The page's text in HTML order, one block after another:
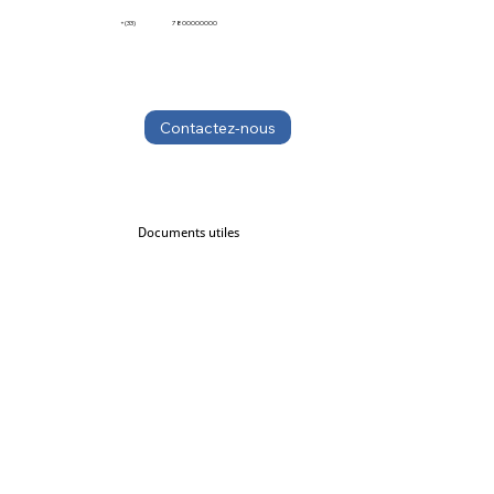
+(33) 7800000000
Contactez-nous
Documents utiles